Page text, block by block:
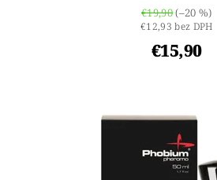
€19,90(–20 %)
€12,93 bez DPH
€15,90